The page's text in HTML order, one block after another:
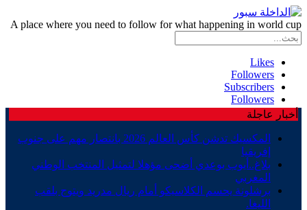
A place where you need to follow for what happening in world cup
Likes
Followers
Subscribers
Followers
أخبار عاجلة
المكسيك تدشن كأس العالم 2026 بانتصار مهم على جنوب
إفريقيا
بلاغ..أيوب بوعدي أضحى مؤهلا لتمثيل المنتخب الوطني
المغربي
برشلونة يحسم الكلاسيكو أمام ريال مدريد ويتوج بلقب
الليغا.